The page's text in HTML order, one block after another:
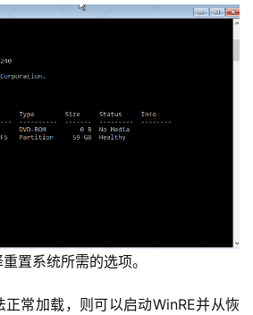
置系统所需的选项。
常加载，则可以启动WinRE并从恢